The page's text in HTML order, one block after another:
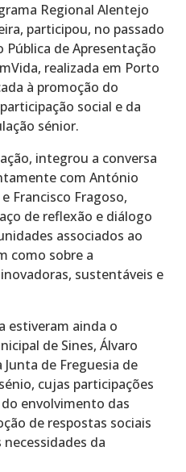
Regional Alentejo
participou, no passado
Pública de Apresentação
realizada em Porto
à promoção do
social e da
sénior.
integrou a conversa
com António
Francisco Fragoso,
de reflexão e diálogo
associados ao
como sobre a
sustentáveis e
estiveram ainda o
de Sines, Álvaro
de Freguesia de
cujas participações
envolvimento das
de respostas sociais
da